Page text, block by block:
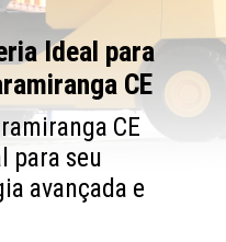
Ideal para
CE
CE
para seu
avançada e